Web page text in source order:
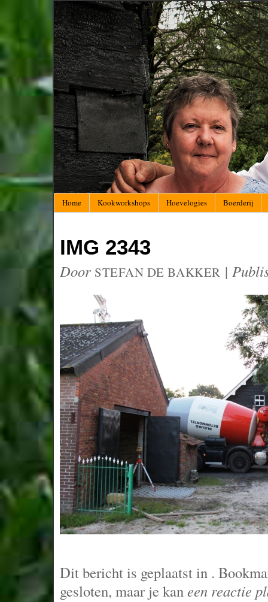
Home Kookworkshops Hoevelogies Boerderij
IMG 2343
Door STEFAN DE BAKKER |
Dit bericht is geplaatst in .
gesloten, maar je kaneen reactie